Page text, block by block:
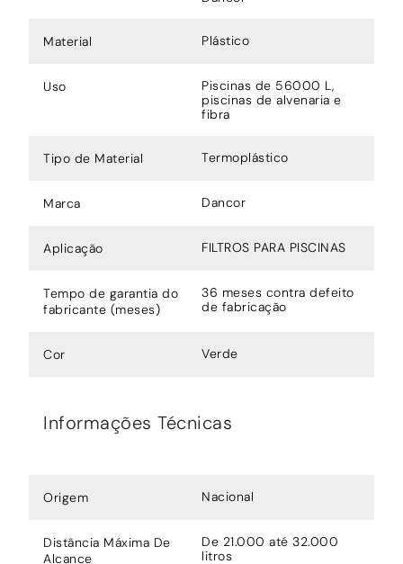
Material Plástico
Uso
Piscinas de 56000 L,
piscinas de alvenaria e
fibra
Tipo de Material Termoplástico
Marca Dancor
Aplicação FILTROS PARA PISCINAS
Tempo de garantia do
fabricante (meses)
36 meses contra defeito
de fabricação
Cor Verde
Informações Técnicas
Origem Nacional
Distância Máxima De
Alcance
De 21.000 até 32.000
litros